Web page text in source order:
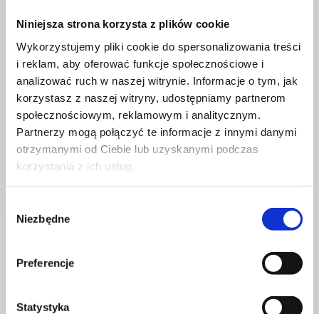
Niniejsza strona korzysta z plików cookie
Wykorzystujemy pliki cookie do spersonalizowania treści
i reklam, aby oferować funkcje społecznościowe i
analizować ruch w naszej witrynie. Informacje o tym, jak
korzystasz z naszej witryny, udostępniamy partnerom
społecznościowym, reklamowym i analitycznym.
Partnerzy mogą połączyć te informacje z innymi danymi
otrzymanymi od Ciebie lub uzyskanymi podczas
korzystania z ich usług.
zgody
Niezbędne
Preferencje
Statystyka
ŁĄCZYĆ PRACĘ Z PASJĄ?
Przez Czerwona Szpilka 6 maja 2019 14 stycznia 2026
Renata Majchrzak – animator, konferansjer, wodzirej,
szkoleniowiec i osoba pełna optymizmu zdradza nam
swoje patenty na bycie spełnioną i szczęśliwą kobietą.
Dowiedz się więcej
Business
Life: